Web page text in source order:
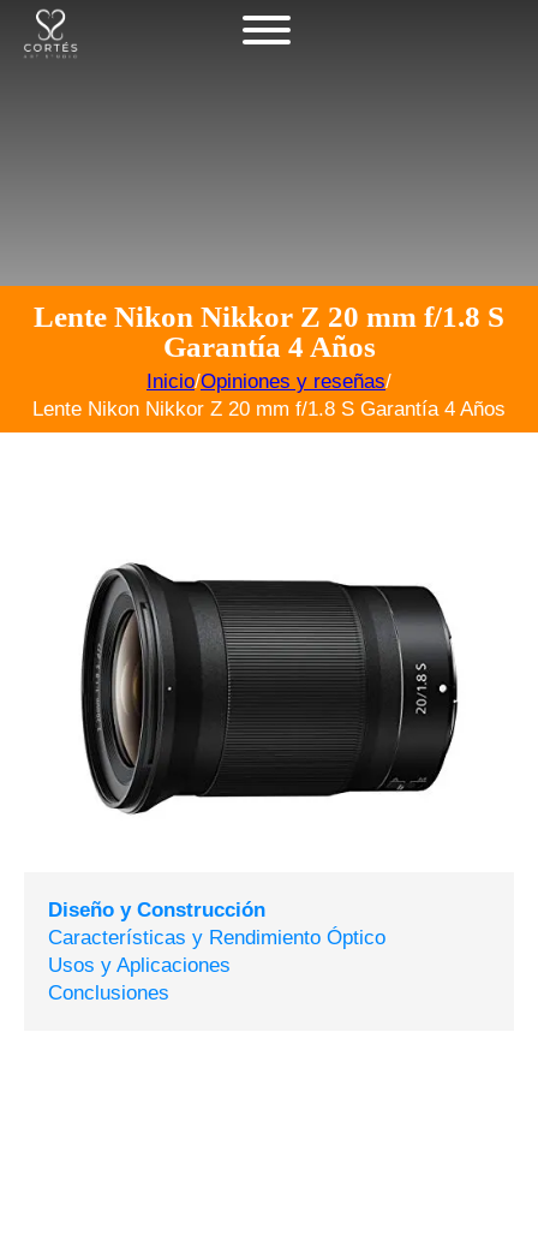
Lente Nikon Nikkor Z 20 mm f/1.8 S
Garantía 4 Años
Inicio/Opiniones y reseñas/
Lente Nikon Nikkor Z 20 mm f/1.8 S Garantía 4 Años
Diseño y Construcción
Características y Rendimiento Óptico
Usos y Aplicaciones
Conclusiones